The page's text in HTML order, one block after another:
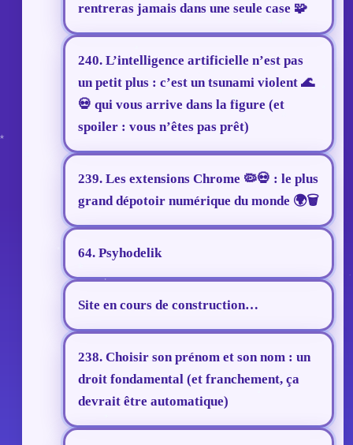
rentreras jamais dans une seule case 🧩
240. L’intelligence artificielle n’est pas
un petit plus : c’est un tsunami violent 🌊
💀 qui vous arrive dans la figure (et
spoiler : vous n’êtes pas prêt)
239. Les extensions Chrome 🦠💀 : le plus
grand dépotoir numérique du monde 🌍🗑️
64. Psyhodelik
Site en cours de construction…
238. Choisir son prénom et son nom : un
droit fondamental (et franchement, ça
devrait être automatique)